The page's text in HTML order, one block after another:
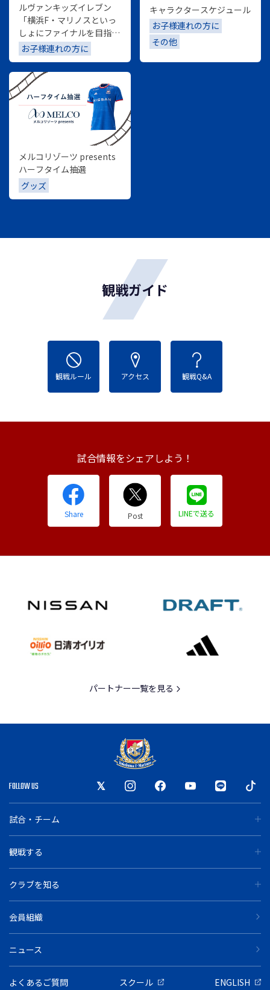
ルヴァンキッズイレブン
「横浜F・マリノスといっ
しょにファイナルを目指そ
う！！」
お子様連れの方に
キャラクタースケジュール
お子様連れの方に
その他
メルコリゾーツ presents
ハーフタイム抽選
グッズ
観戦ガイド
観戦ルール アクセス 観戦Q&A
試合情報をシェアしよう！
Share Post LINEで送る
パートナー一覧を見る
FOLLOW US
試合・チーム
観戦する
クラブを知る
会員組織
ニュース
よくあるご質問 スクール ENGLISH